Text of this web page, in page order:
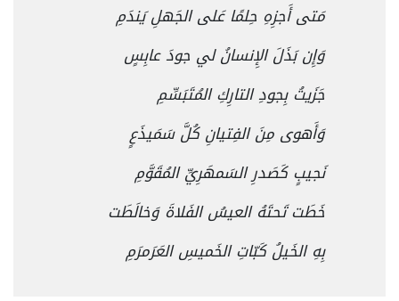
مَتى أَجزِهِ حِلمًا عَلى الجَهلِ يَندَمِ
وَإِن بَذَلَ الإِنسانُ لي جودَ عابِسٍ
جَزَيتُ بِجودِ التارِكِ المُتَبَسِّمِ
وَأَهوى مِنَ الفِتيانِ كُلَّ سَمَيذَعٍ
نَجيبٍ كَصَدرِ السَمهَرِيِّ المُقَوَّمِ
خَطَت تَحتَهُ العيسُ الفَلاةَ وَخالَطَت
بِهِ الخَيلُ كَبّاتِ الخَميسِ العَرَمرَمِ